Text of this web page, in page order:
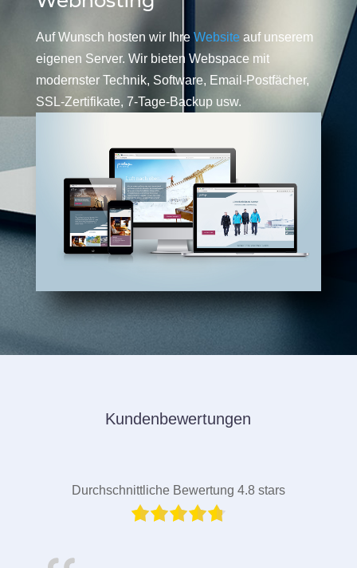
Auf Wunsch hosten wir Ihre Website auf unserem
eigenen Server. Wir bieten Webspace mit
modernster Technik, Software, Email-Postfächer,
SSL-Zertifikate, 7-Tage-Backup usw.
Kundenbewertungen
Durchschnittliche Bewertung 4.8 stars